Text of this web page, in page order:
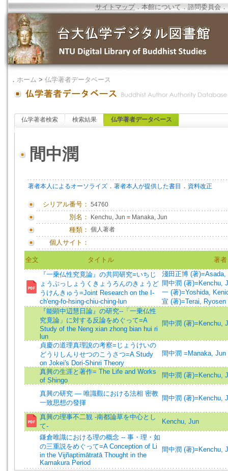
サイトマップ．本館について ．諮問委員会 ．
． ホーム > 仏学著者データベース
仏学著者検索 検索結果 仏学著者データベース
間中潤
著者本人によるオーソライズ ． 著者本人が提供した書目 ． 資料改正
シリアル番号： 54760
別名： Kenchu, Jun = Manaka, Jun
種類： 個人著者
個人サイト：
全文 タイトル
著者
『一乗仏性究竟論』の共同研究=いちじ
ょうぶっしょうくきょうろんのきょうど
うけんきゅう=Joint Research on the I-
ch'eng-fo-hsing-chiu-ching-lun
淺田正博 (著)=Asada,
間中潤 (著)=Kenchu,
一 (著)=Yoshida,
宣 (著)=Terai, Ryosen
『能顕中辺慧日論』の研究--「一乗仏性
究竟論」に対する反論をめぐって=A
Study of the Neng xian zhong bian hui ri
lun
間中潤 (著)=Kenchu,
貞慶の道理真理說の考察=じょうけいの
どうりしんりせつのこうさつ=A Study
on Jokei's Dori-Shinri Theory
間中潤 =Manaka, Jun
真興の生涯と著作= The Life and Works
of Shingo
間中潤 (著)=Kenchu,
真興の研究 — 唯識觀における法相 密教
一致思想の發揮
間中潤 (著)=Kenchu,
真興の理事不二観 -南都論草を中心とし
て-
Kenchu, Jun
鎌倉唯識における理の概念 -- 事・理・如
の三重説をめぐって=A Conception of Li
in the Vijñaptimātratā Thought in the
Kamakura Period
間中潤 (著)=Kenchu,